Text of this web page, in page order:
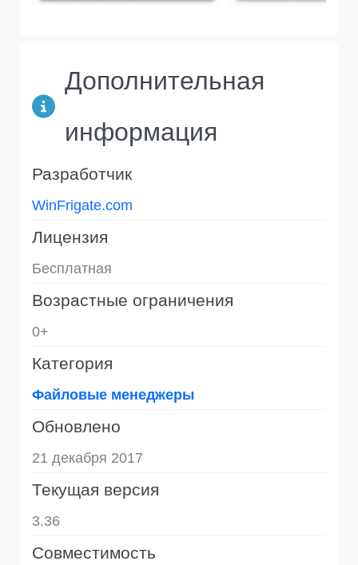
Дополнительная
информация
Разработчик
WinFrigate.com
Лицензия
Бесплатная
Возрастные ограничения
0+
Категория
Файловые менеджеры
Обновлено
21 декабря 2017
Текущая версия
3.36
Совместимость